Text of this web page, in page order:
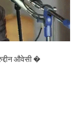
औवेसी �